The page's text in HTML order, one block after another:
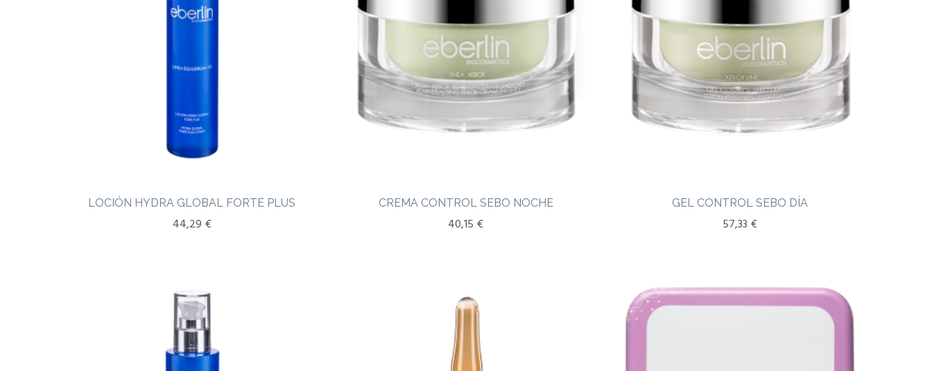
LOCIÓN HYDRA GLOBAL FORTE PLUS
44,29 €
CREMA CONTROL SEBO NOCHE
40,15 €
GEL CONTROL SEBO DÍA
57,33 €